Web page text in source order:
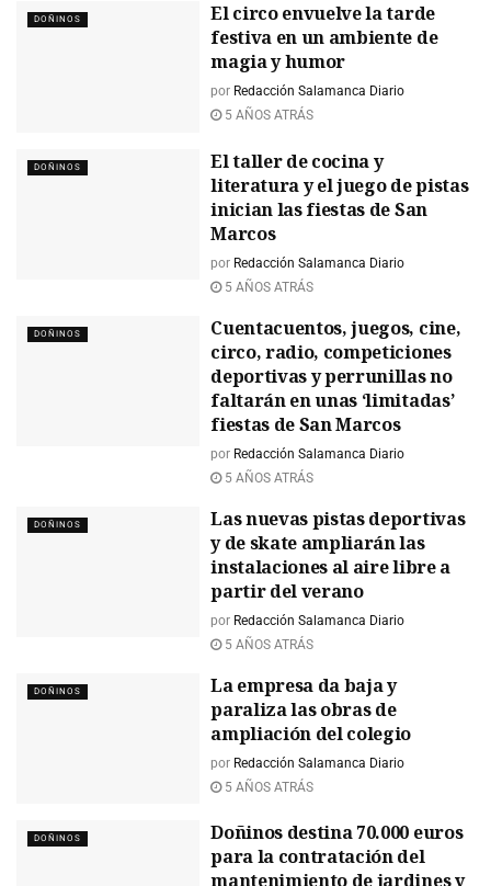
DOÑINOS
El circo envuelve la tarde
festiva en un ambiente de
magia y humor
por Redacción Salamanca Diario
5 AÑOS ATRÁS
DOÑINOS
El taller de cocina y
literatura y el juego de pistas
inician las fiestas de San
Marcos
por Redacción Salamanca Diario
5 AÑOS ATRÁS
DOÑINOS
Cuentacuentos, juegos, cine,
circo, radio, competiciones
deportivas y perrunillas no
faltarán en unas ‘limitadas’
fiestas de San Marcos
por Redacción Salamanca Diario
5 AÑOS ATRÁS
DOÑINOS
Las nuevas pistas deportivas
y de skate ampliarán las
instalaciones al aire libre a
partir del verano
por Redacción Salamanca Diario
5 AÑOS ATRÁS
DOÑINOS
La empresa da baja y
paraliza las obras de
ampliación del colegio
por Redacción Salamanca Diario
5 AÑOS ATRÁS
DOÑINOS
Doñinos destina 70.000 euros
para la contratación del
mantenimiento de jardines y